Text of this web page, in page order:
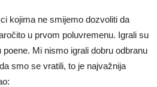
kojima ne smijemo dozvoliti da
u prvom poluvremenu. Igrali su
Mi nismo igrali dobru odbranu
smo se vratili, to je najvažnija